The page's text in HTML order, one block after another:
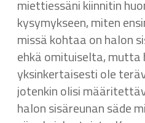
miettiessäni kiinnitin
kysymykseen, miten
missä kohtaa on halon
ehkä omituiselta, mutta
yksinkertaisesti ole
jotenkin olisi
halon sisäreunan säde